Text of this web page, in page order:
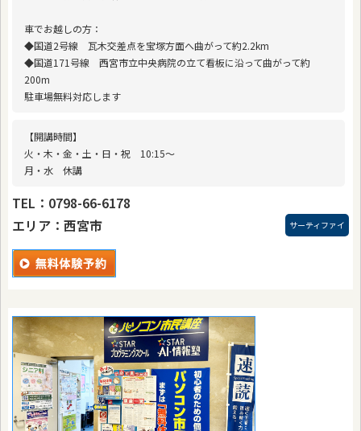
車でお越しの方：
◆国道2号線 瓦木交差点を宝塚方面へ曲がって約2.2km
◆国道171号線 西宮市立中央病院の立て看板に沿って曲がって約
200m
駐車場無料対応します
【開講時間】
火・木・金・土・日・祝 10:15〜
月・水 休講
TEL：0798-66-6178
エリア：西宮市
サーティファイ